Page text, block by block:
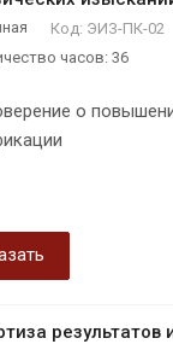
Код: ЭИЗ-ПК-02
часов: 36
о
результатов